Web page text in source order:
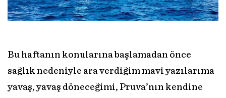
Bu haftanın konularına başlamadan önce
sağlık nedeniyle ara verdiğim mavi yazılarıma
yavaş, yavaş döneceğimi, Pruva’nın kendine